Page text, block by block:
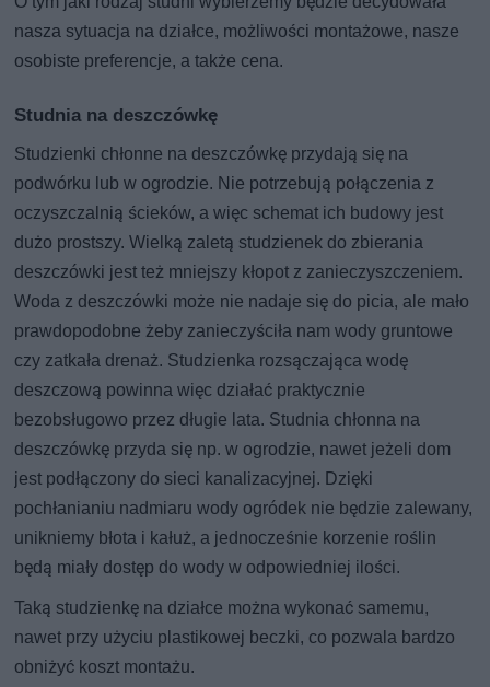
nasza sytuacja na działce, możliwości montażowe, nasze
osobiste preferencje, a także cena.
Studnia na deszczówkę
Studzienki chłonne na deszczówkę przydają się na
podwórku lub w ogrodzie. Nie potrzebują połączenia z
oczyszczalnią ścieków, a więc schemat ich budowy jest
dużo prostszy. Wielką zaletą studzienek do zbierania
deszczówki jest też mniejszy kłopot z zanieczyszczeniem.
Woda z deszczówki może nie nadaje się do picia, ale mało
prawdopodobne żeby zanieczyściła nam wody gruntowe
czy zatkała drenaż. Studzienka rozsączająca wodę
deszczową powinna więc działać praktycznie
bezobsługowo przez długie lata. Studnia chłonna na
deszczówkę przyda się np. w ogrodzie, nawet jeżeli dom
jest podłączony do sieci kanalizacyjnej. Dzięki
pochłanianiu nadmiaru wody ogródek nie będzie zalewany,
unikniemy błota i kałuż, a jednocześnie korzenie roślin
będą miały dostęp do wody w odpowiedniej ilości.
Taką studzienkę na działce można wykonać samemu,
nawet przy użyciu plastikowej beczki, co pozwala bardzo
obniżyć koszt montażu.